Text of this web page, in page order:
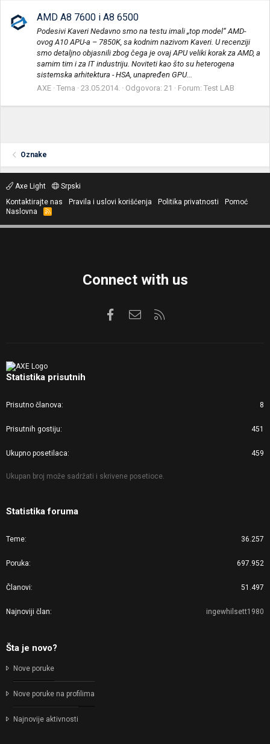
AMD A8 7600 i A8 6500
Podesivi Kaveri Nedavno smo na testu imali „top model“ AMD-
ovog A10 APU-a – 7850K, sa kodnim nazivom Kaveri. U recenziji
smo detaljno objasnili zbog čega je ovaj APU veliki korak za AMD, a
samim tim i za IT industriju. Noviteti kao što su heterogena
sistemska arhitektura - HSA, unapređen GPU...
AXE Tema 23.05.2014. Odgovora: 21 Forum: Test LAB
Oznake
Axe Light
Srpski
Kontaktirajte nas
Pravila i uslovi korišćenja Politika privatnosti
Pomoć
Naslovna
R
S
Connect with us
FacebookKontaktirajte nas
Statistika prisutnih
Prisutno članova 8
Prisutnih gostiju 451
Ukupno posetilaca 459
Ukupan broj može sadržati i skrivene posetioce.
Statistika foruma
Teme 36.257
Poruka 697.952
Članovi 51.497
Najnoviji član ingewhilsett1980
Šta je novo?
Nove poruke
Nove poruke na profilima
Najnovije aktivnosti